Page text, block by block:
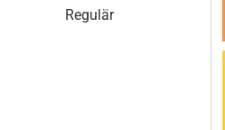
Regulär